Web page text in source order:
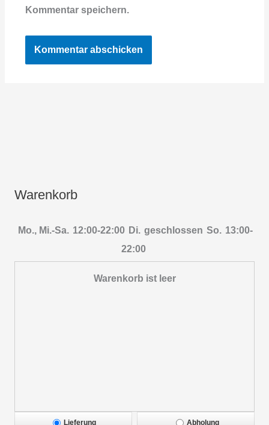
Kommentar speichern.
Warenkorb
Mo., Mi.-Sa. 12:00-22:00 Di. geschlossen So. 13:00-
22:00
Warenkorb ist leer
Lieferung Abholung